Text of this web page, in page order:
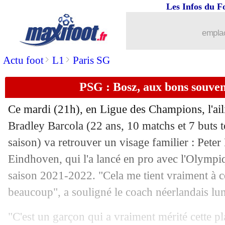
Actu foot> L1 > Paris SG
Les Infos du
PSG : Bosz, aux bons
Ce mardi (21h), en Ligue des Champions,
Bradley Barcola (22 ans, 10 matchs et 7 buts
saison) va retrouver un visage familier :
Eindhoven, qui l'a lancé en pro avec
saison 2021-2022. "Cela me tient vraiment à
beaucoup", a souligné le coach néerlandais
"C'est un garçon qui a vraiment mérité cette
: les attentes de Riolo pour le
22/10 Brest: le secret de la réussite de
22/10 LdC: Monaco-Etoile Rouge, les
22/10 Lille: Genesio tenté par l'Espagne
22/10 : Maignan capitaine, Fonseca
22/10 Barça: la blague peu appréciée par
: D. Simeone - "Lille joue